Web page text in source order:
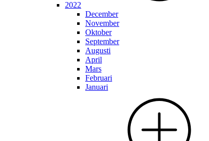
2022
December
November
Oktober
September
Augusti
April
Mars
Februari
Januari